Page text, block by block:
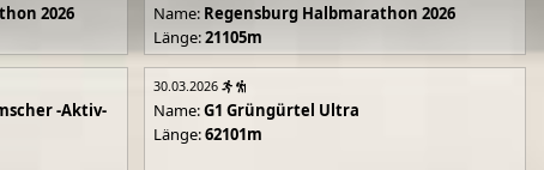
2026
Name: Regensburg Halbmarathon 2026
Länge:21105m
-Aktiv-
30.03.2026
Name:G1 Grüngürtel Ultra
Länge:62101m